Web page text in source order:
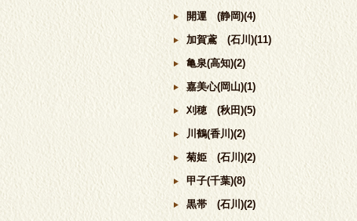
開運 (静岡)(4)
加賀鳶 (石川)(11)
亀泉(高知)(2)
嘉美心(岡山)(1)
刈穂 (秋田)(5)
川鶴(香川)(2)
菊姫 (石川)(2)
甲子(千葉)(8)
黒帯 (石川)(2)